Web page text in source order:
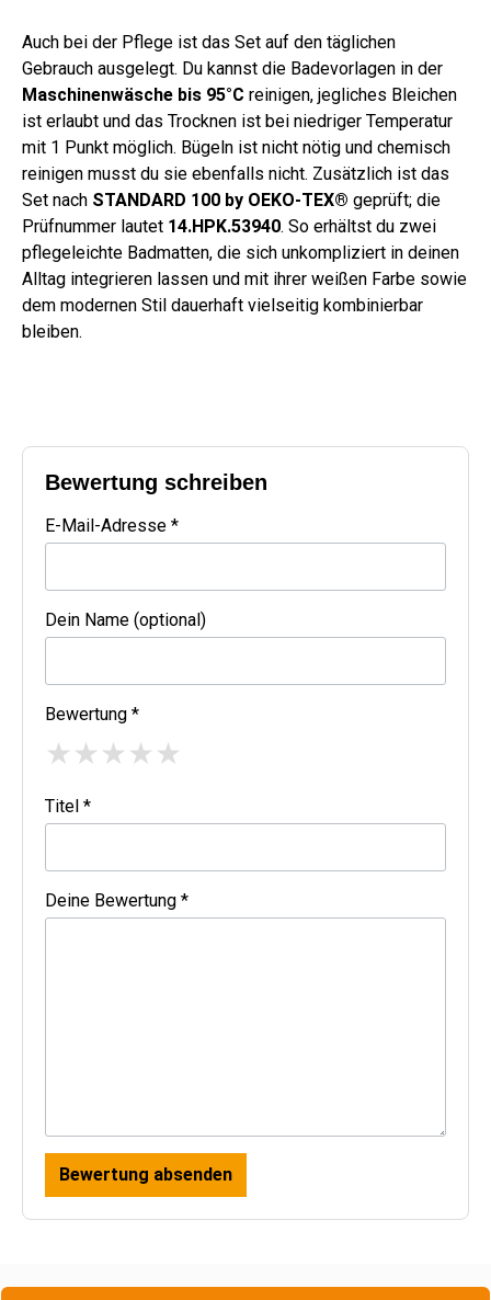
Auch bei der Pflege ist das Set auf den täglichen
Gebrauch ausgelegt. Du kannst die Badevorlagen in der
Maschinenwäsche bis 95°C reinigen, jegliches Bleichen
ist erlaubt und das Trocknen ist bei niedriger Temperatur
mit 1 Punkt möglich. Bügeln ist nicht nötig und chemisch
reinigen musst du sie ebenfalls nicht. Zusätzlich ist das
Set nach STANDARD 100 by OEKO-TEX® geprüft; die
Prüfnummer lautet 14.HPK.53940. So erhältst du zwei
pflegeleichte Badmatten, die sich unkompliziert in deinen
Alltag integrieren lassen und mit ihrer weißen Farbe sowie
dem modernen Stil dauerhaft vielseitig kombinierbar
bleiben.
Bewertung schreiben
E-Mail-Adresse *
Dein Name (optional)
Bewertung *
★★★★★
Titel *
Deine Bewertung *
Bewertung absenden